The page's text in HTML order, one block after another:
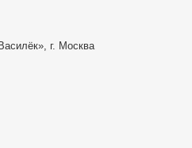
г. Москва